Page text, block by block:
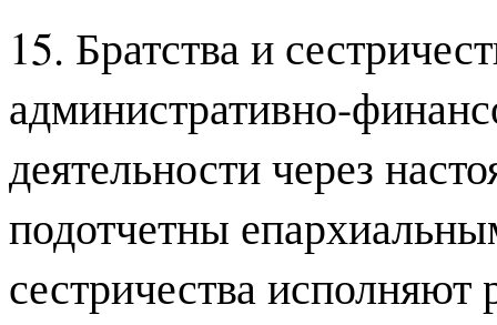
15. Братства и
административно-
деятельности через
подотчетны
сестричества